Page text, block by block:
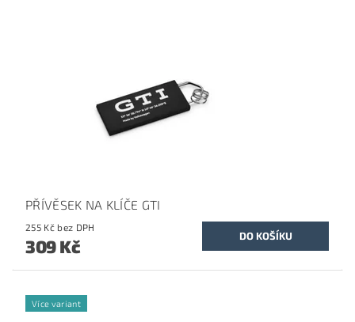
PŘÍVĚSEK NA KLÍČE GTI
255 Kč bez DPH
309 Kč
Více variant